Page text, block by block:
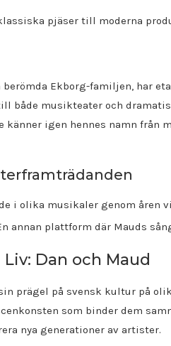
pjäser till moderna
berömda Ekborg-familjen, har
både musikteater och
känner igen hennes namn från
i olika musikaler genom åren
annan plattform där Mauds
Dan och Maud
prägel på svensk kultur på
som binder dem
nya generationer av artister.